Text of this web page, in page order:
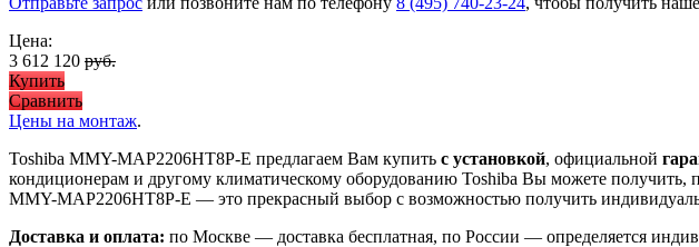
Цена:
3 612 120 руб.
Купить
Сравнить
Цены на монтаж.
Toshiba MMY-MAP2206HT8P-E предлагаем Вам купить с установкой, официальной
кондиционерам и другому климатическому оборудованию Toshiba Вы можете получить,
MMY-MAP2206HT8P-E — это прекрасный выбор с возможностью получить
Доставка и оплата: по Москве — доставка бесплатная, по России — определяется